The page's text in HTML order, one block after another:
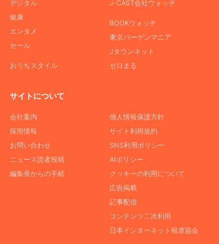
デジタル
健康
エンタメ
セール
おうちスタイル
J-CAST会社ウォッチ
BOOKウォッチ
東京バーゲンマニア
Jタウンネット
ゼロまる
サイトについて
会社案内
採用情報
お問い合わせ
ニュース読者投稿
編集長からの手紙
個人情報保護方針
サイト利用規約
SNS利用ポリシー
AIポリシー
クッキーの利用について
広告掲載
記事配信
コンテンツ二次利用
日本インターネット報道協会